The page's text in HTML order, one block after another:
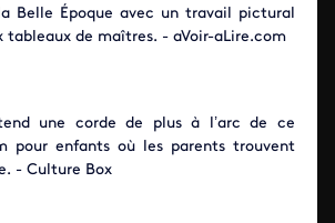
Belle Époque avec un travail pictural
tableaux de maîtres. - aVoir-aLire.com
une corde de plus à l’arc de ce
pour enfants où les parents trouvent
- Culture Box